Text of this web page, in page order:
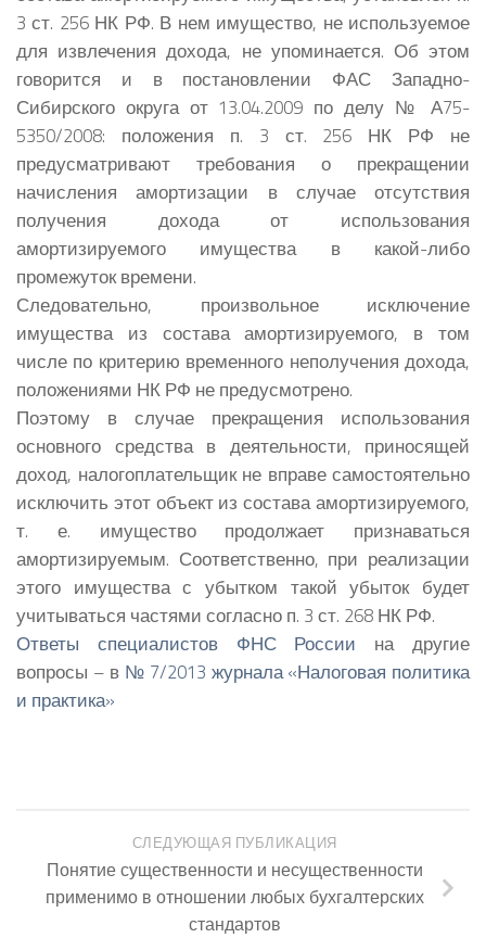
3 ст. 256 НК РФ. В нем имущество, не используемое
для извлечения дохода, не упоминается. Об этом
говорится и в постановлении ФАС Западно-
Сибирского округа от 13.04.2009 по делу № А75-
5350/2008: положения п. 3 ст. 256 НК РФ не
предусматривают требования о прекращении
начисления амортизации в случае отсутствия
получения дохода от использования
амортизируемого имущества в какой-либо
промежуток времени.
Следовательно, произвольное исключение
имущества из состава амортизируемого, в том
числе по критерию временного неполучения дохода,
положениями НК РФ не предусмотрено.
Поэтому в случае прекращения использования
основного средства в деятельности, приносящей
доход, налогоплательщик не вправе самостоятельно
исключить этот объект из состава амортизируемого,
т. е. имущество продолжает признаваться
амортизируемым. Соответственно, при реализации
этого имущества с убытком такой убыток будет
учитываться частями согласно п. 3 ст. 268 НК РФ.
Ответы специалистов ФНС России на другие
вопросы – в № 7/2013 журнала «Налоговая политика
и практика»
СЛЕДУЮЩАЯ ПУБЛИКАЦИЯ
Понятие существенности и несущественности
применимо в отношении любых бухгалтерских
стандартов